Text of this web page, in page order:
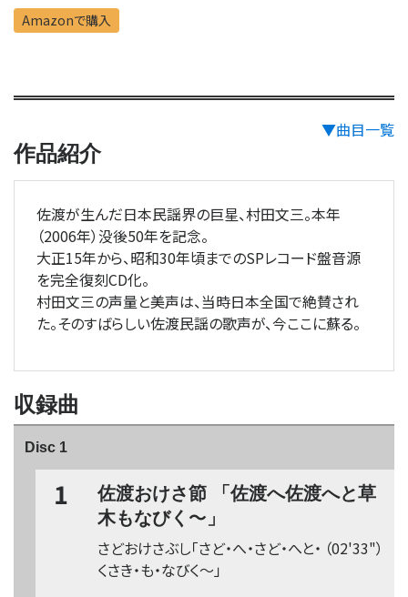
Amazonで購入
▼曲目一覧
作品紹介
佐渡が生んだ日本民謡界の巨星、村田文三。本年
（2006年）没後50年を記念。
大正15年から、昭和30年頃までのSPレコード盤音源
を完全復刻CD化。
村田文三の声量と美声は、当時日本全国で絶賛され
た。そのすばらしい佐渡民謡の歌声が、今ここに蘇る。
収録曲
Disc 1
1
佐渡おけさ節 「佐渡へ佐渡へと草
木もなびく 〜 」
（02'33"）
さどおけさぶし「さど・へ・さど・へと・
くさき・も・なびく〜 」